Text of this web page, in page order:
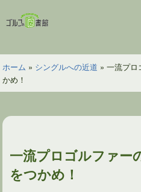
ン
ツ
へ
ス
ッ
ゴ
フ
の
図
ホーム » シングルへの近道 » 一流プロ
かめ！
一流プロゴルファー
をつかめ！